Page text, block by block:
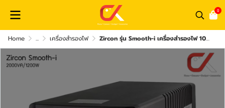
0
Home ... เครื่องสำรองไฟ Zircon รุ่น Smooth-i เครื่องสำรองไฟ 1000VA/600W , 1200VA/720W , 1500VA/900W , 2000VA/1200W Ups